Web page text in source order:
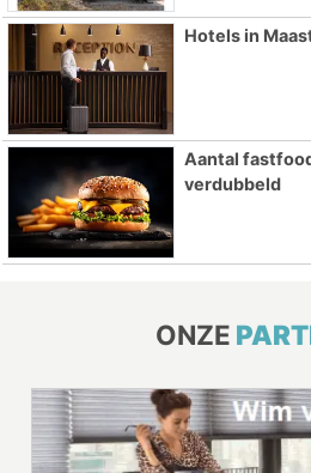
Hotels in
Aantal
verdubbeld
ONZE